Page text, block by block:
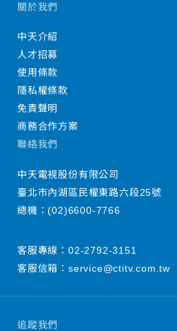
追蹤我們
關於我們
中天介紹
人才招募
使用條款
隱私權條款
免責聲明
商務合作方案
聯絡我們
中天電視股份有限公司
臺北市內湖區民權東路六段25號
總機：(02)6600-7766
客服專線： 02-2792-3151
客服信箱： service@ctitv.com.tw